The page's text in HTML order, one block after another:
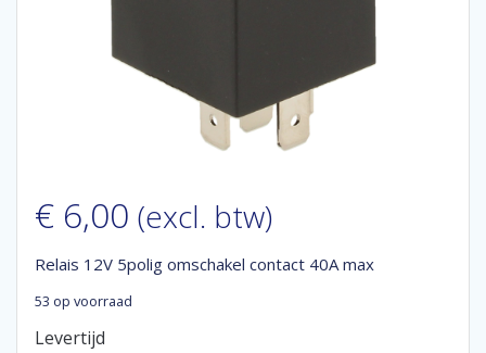
€ 6,00 (excl. btw)
Relais 12V 5polig omschakel contact 40A max
53 op voorraad
Levertijd